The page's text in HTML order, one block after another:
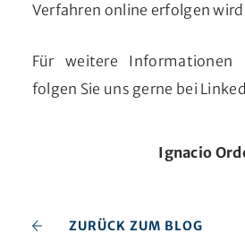
Verfahren online erfolgen
Für weitere Informationen
folgen Sie uns gerne bei
Ignacio
ZURÜCK ZUM BLOG